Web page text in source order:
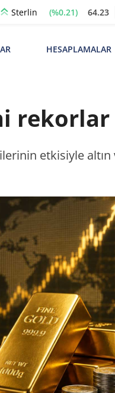
Sterlin (%0.21) 64.23
HESAPLAMALAR
rekorlar
etkisiyle altın